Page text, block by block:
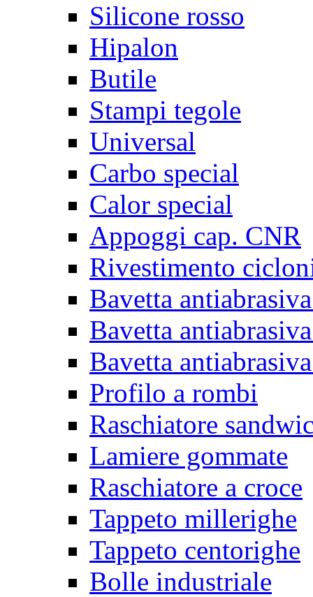
Silicone rosso
Hipalon
Butile
Stampi tegole
Universal
Carbo special
Calor special
Appoggi cap. CNR
Rivestimento
Bavetta
Bavetta
Bavetta
Profilo a rombi
Raschiatore
Lamiere gommate
Raschiatore a croce
Tappeto millerighe
Tappeto centorighe
Bolle industriale